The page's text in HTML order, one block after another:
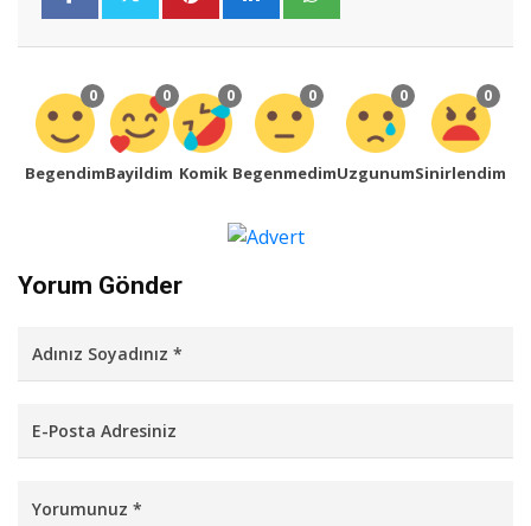
0
Begendim
0
Bayildim
0
Komik
0
Begenmedim
0
Uzgunum
0
Sinirlendim
Yorum Gönder